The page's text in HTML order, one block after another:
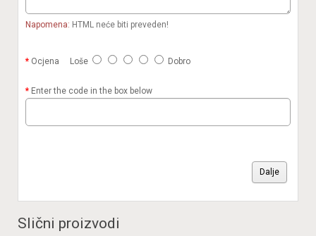
Napomena: HTML neće biti preveden!
Ocjena Loše Dobro
Enter the code in the box below
Dalje
Slični proizvodi